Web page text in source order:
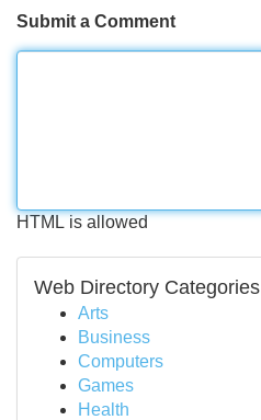
Submit a Comment
HTML is allowed
Web Directory Categories
Arts
Business
Computers
Games
Health